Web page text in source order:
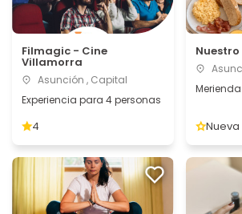
Filmagic - Cine
Villamorra
Asunción , Capital
Experiencia para 4 personas
4 Nueva